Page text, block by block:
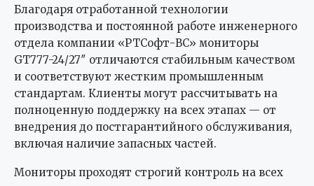
Благодаря отработанной технологии
производства и постоянной работе инженерного
отдела компании «РТСофт-ВС» мониторы
GT777-24/27″ отличаются стабильным качеством
и соответствуют жестким промышленным
стандартам. Клиенты могут рассчитывать на
полноценную поддержку на всех этапах — от
внедрения до постгарантийного обслуживания,
включая наличие запасных частей.
Мониторы проходят строгий контроль на всех